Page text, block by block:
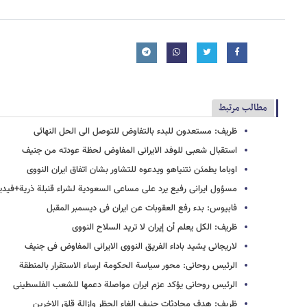
مطالب مرتبط
ظریف: مستعدون للبدء بالتفاوض للتوصل الى الحل النهائی
استقبال شعبی للوفد الایرانی المفاوض لحظة عودته من جنیف
اوباما یطمئن نتنیاهو ویدعوه للتشاور بشان اتفاق ایران النووی
مسؤول ایرانی رفیع یرد على مساعی السعودیة لشراء قنبلة
فابیوس: بدء رفع العقوبات عن ایران فی دیسمبر المقبل
ظریف: الکل یعلم أن إیران لا ترید السلاح النووی
لاریجانی یشید باداء الفریق النووی الایرانی المفاوض فی جنیف
الرئیس روحانی: محور سیاسة الحکومة ارساء الاستقرار بالمنطقة
الرئیس روحانی یؤکد عزم ایران مواصلة دعمها للشعب الفلسطینی